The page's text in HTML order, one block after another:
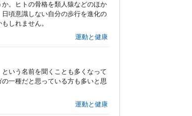
。ヒトの骨格を類人猿などのほか
頃意識しない自分の歩行を進化の
しれません。
運動と健康
いう名前を聞くことも多くなって
一種だと思っている方も多いと思
運動と健康